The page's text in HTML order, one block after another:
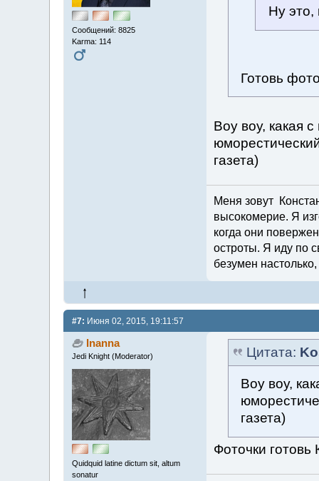
Сообщений: 8825
Karma: 114
Ну это,
Готовь
Воу воу, какая
газета)
Меня зовут
высокомерие. Я
когда они
остроты. Я иду по
безумен
#7: Июня 02, 2015, 19:11:57
Inanna
Jedi Knight (Moderator)
Quidquid latine dictum sit, altum
sonatur
Цитата:
Воу воу,
газета)
Фоточки